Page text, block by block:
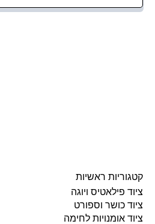
ציוד פילאטיס ויוגה
ציוד כושר וספורט
ציוד אומנויות לחימה
קטגוריות ראשיות